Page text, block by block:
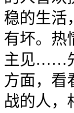
稳的生
有坏。热
主见……
方面，看
战的人，